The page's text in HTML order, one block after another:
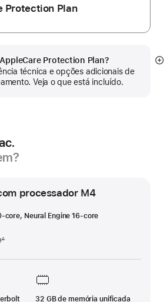
Protection Plan
Protection Plan?
técnica e opções adicionais de
Veja o que está incluído.
processador M4
Neural Engine 16‑core
∆
32 GB de memória unificada